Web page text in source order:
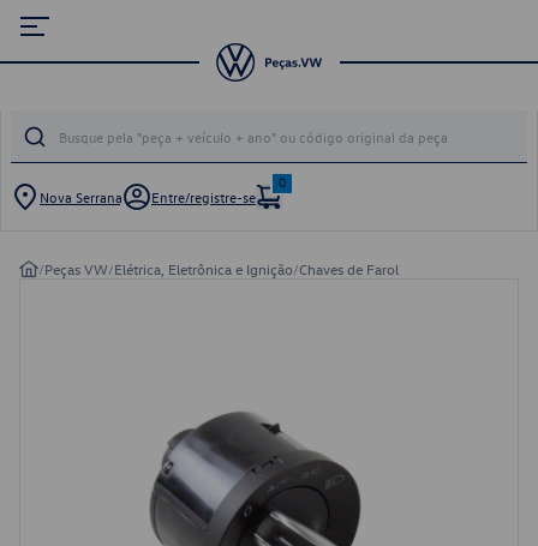
Nova Serrana Entre/registre-se
0
/Peças VW/Elétrica, Eletrônica e Ignição/Chaves de Farol